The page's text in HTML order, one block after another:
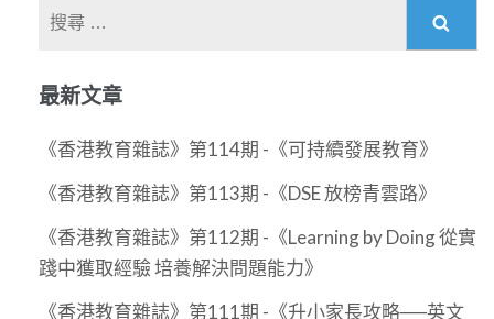
最新文章
《香港教育雜誌》第114期 -《可持續發展教育》
《香港教育雜誌》第113期 -《DSE 放榜青雲路》
《香港教育雜誌》第112期 -《Learning by Doing 從實
踐中獲取經驗 培養解決問題能力》
《香港教育雜誌》第111期 -《升小家長攻略──英文